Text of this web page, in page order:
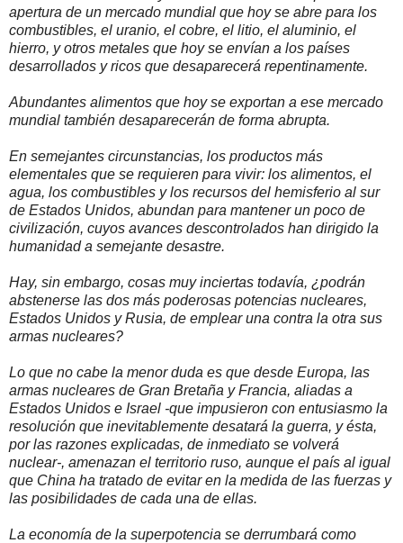
apertura de un mercado mundial que hoy se abre para los
combustibles, el uranio, el cobre, el litio, el aluminio, el
hierro, y otros metales que hoy se envían a los países
desarrollados y ricos que desaparecerá repentinamente.
Abundantes alimentos que hoy se exportan a ese mercado
mundial también desaparecerán de forma abrupta.
En semejantes circunstancias, los productos más
elementales que se requieren para vivir: los alimentos, el
agua, los combustibles y los recursos del hemisferio al sur
de Estados Unidos, abundan para mantener un poco de
civilización, cuyos avances descontrolados han dirigido la
humanidad a semejante desastre.
Hay, sin embargo, cosas muy inciertas todavía, ¿podrán
abstenerse las dos más poderosas potencias nucleares,
Estados Unidos y Rusia, de emplear una contra la otra sus
armas nucleares?
Lo que no cabe la menor duda es que desde Europa, las
armas nucleares de Gran Bretaña y Francia, aliadas a
Estados Unidos e Israel -que impusieron con entusiasmo la
resolución que inevitablemente desatará la guerra, y ésta,
por las razones explicadas, de inmediato se volverá
nuclear-, amenazan el territorio ruso, aunque el país al igual
que China ha tratado de evitar en la medida de las fuerzas y
las posibilidades de cada una de ellas.
La economía de la superpotencia se derrumbará como